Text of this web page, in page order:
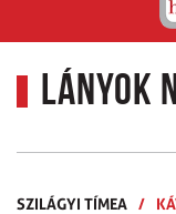
Lányok
SZILÁGYI TÍMEA /